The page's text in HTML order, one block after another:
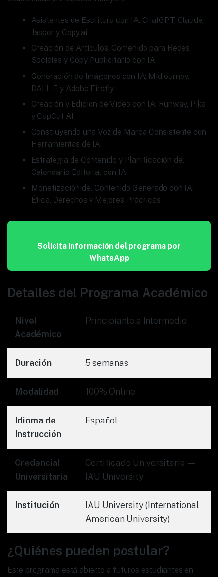
Asistentes de Escritura con IA: ChatGPT, Claude,
Jasper y Copy.ai
Creación de Artículos, Contenido para Redes
Sociales y Copy Publicitario con IA
Generación de Imágenes con IA: Midjourney,
DALL-E y Adobe Firefly
Creación y Edición de Video con IA: Runway, Pika
y CapCut AI
Construyendo una Voz de Marca Consistente con
Herramientas de IA
Estrategia de Contenido y Planificación del
Calendario Editorial con IA
Monetización del Contenido Generado con IA:
Ética, Derechos y Mejores Prácticas
Solicita información del programa por
WhatsApp
Detalles del Programa Académico
Nivel
Académico
Principiante a Intermedio
Duración 5 semanas
Modalidad 100% Online
Idioma de
Instrucción
Español
Credencial
Universitaria
Certificado Universitario —
IAU University
Institución
IAU University (International
American University)
¿Quiénes pueden postular?
Este programa está abierto a futuros estudiantes en